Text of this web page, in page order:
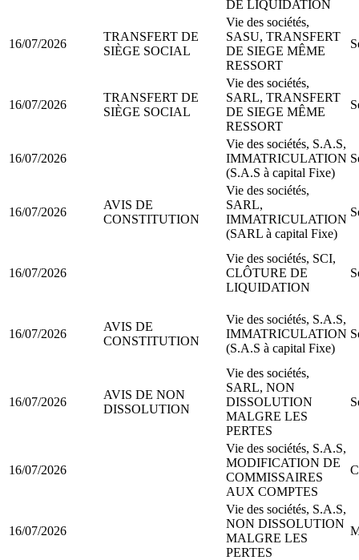
DE LIQUIDATION
16/07/2026
TRANSFERT DE
SIÈGE SOCIAL
Vie des sociétés,
SASU, TRANSFERT
DE SIEGE MÊME
RESSORT
16/07/2026
TRANSFERT DE
SIÈGE SOCIAL
Vie des sociétés,
SARL, TRANSFERT
DE SIEGE MÊME
RESSORT
16/07/2026
Vie des sociétés, S.A.S,
IMMATRICULATION
(S.A.S à capital Fixe)
16/07/2026
AVIS DE
CONSTITUTION
Vie des sociétés,
SARL,
IMMATRICULATION
(SARL à capital Fixe)
16/07/2026
Vie des sociétés, SCI,
CLÔTURE DE
LIQUIDATION
16/07/2026
AVIS DE
CONSTITUTION
Vie des sociétés, S.A.S,
IMMATRICULATION
(S.A.S à capital Fixe)
16/07/2026
AVIS DE NON
DISSOLUTION
Vie des sociétés,
SARL, NON
DISSOLUTION
MALGRE LES
PERTES
16/07/2026
Vie des sociétés, S.A.S,
MODIFICATION DE
COMMISSAIRES
AUX COMPTES
16/07/2026
Vie des sociétés, S.A.S,
NON DISSOLUTION
MALGRE LES
PERTES